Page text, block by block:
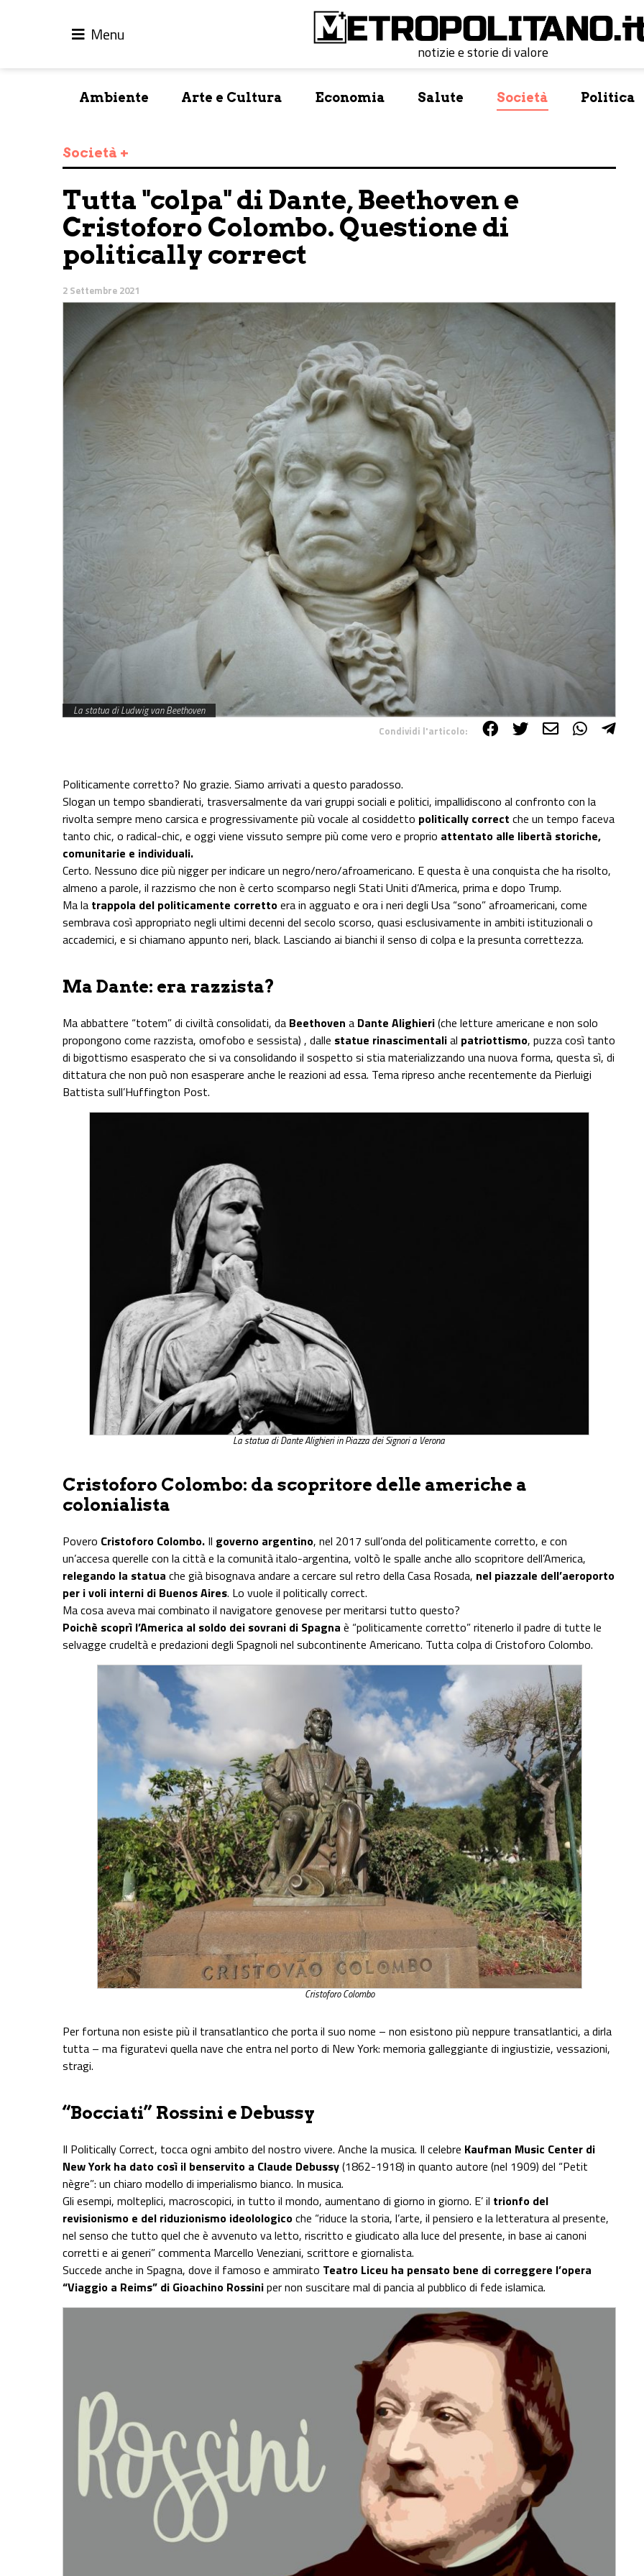
Menu
notizie e storie di valore
Ambiente Arte e Cultura Economia Salute Società Politica
Società +
Tutta "colpa" di Dante, Beethoven e
Cristoforo Colombo. Questione di
politically correct
2 Settembre 2021
La statua di Ludwig van Beethoven
Condividi l'articolo:
Politicamente corretto? No grazie. Siamo arrivati a questo paradosso.
Slogan un tempo sbandierati, trasversalmente da vari gruppi sociali e politici, impallidiscono al confronto con la
rivolta sempre meno carsica e progressivamente più vocale al cosiddetto politically correct che un tempo faceva
tanto chic, o radical-chic, e oggi viene vissuto sempre più come vero e proprio attentato alle libertà storiche,
comunitarie e individuali.
Certo. Nessuno dice più nigger per indicare un negro/nero/afroamericano. E questa è una conquista che ha risolto,
almeno a parole, il razzismo che non è certo scomparso negli Stati Uniti d’America, prima e dopo Trump.
Ma la trappola del politicamente correttoera in agguato e ora i neri degli Usa “sono” afroamericani, come
sembrava così appropriato negli ultimi decenni del secolo scorso, quasi esclusivamente in ambiti istituzionali o
accademici, e si chiamano appunto neri, black. Lasciando ai bianchi il senso di colpa e la presunta correttezza.
Ma Dante: era razzista?
Ma abbattere “totem” di civiltà consolidati, da Beethoven a Dante Alighieri(che letture americane e non solo
propongono come razzista, omofobo e sessista) , dalle statue rinascimentalial patriottismo, puzza così tanto
di bigottismo esasperato che si va consolidando il sospetto si stia materializzando una nuova forma, questa sì, di
dittatura che non può non esasperare anche le reazioni ad essa. Tema ripreso anche recentemente da Pierluigi
Battista sull’Huffington Post.
La statua di Dante Alighieri in Piazza dei Signori a Verona
Cristoforo Colombo: da scopritore delle americhe a
colonialista
Povero Cristoforo Colombo. Il governo argentino, nel 2017 sull’onda del politicamente corretto, e con
un’accesa querelle con la città e la comunità italo-argentina, voltò le spalle anche allo scopritore dell’America,
relegando la statua che già bisognava andare a cercare sul retro della Casa Rosada, nel piazzale dell’aeroporto
per i voli interni di Buenos Aires. Lo vuole il politically correct.
Ma cosa aveva mai combinato il navigatore genovese per meritarsi tutto questo?
Poichè scoprì l’America al soldo dei sovrani di Spagna è “politicamente corretto” ritenerlo il padre di tutte le
selvagge crudeltà e predazioni degli Spagnoli nel subcontinente Americano. Tutta colpa di Cristoforo Colombo.
Cristoforo Colombo
Per fortuna non esiste più il transatlantico che porta il suo nome – non esistono più neppure transatlantici, a dirla
tutta – ma figuratevi quella nave che entra nel porto di New York: memoria galleggiante di ingiustizie, vessazioni,
stragi.
“Bocciati” Rossini e Debussy
Il Politically Correct, tocca ogni ambito del nostro vivere. Anche la musica. Il celebre Kaufman Music Center di
New York ha dato così il benservito a Claude Debussy(1862-1918) in quanto autore (nel 1909) del “Petit
nègre”: un chiaro modello di imperialismo bianco. In musica.
Gli esempi, molteplici, macroscopici, in tutto il mondo, aumentano di giorno in giorno. E’ il trionfo del
revisionismo e del riduzionismo ideolologicoche “riduce la storia, l’arte, il pensiero e la letteratura al presente,
nel senso che tutto quel che è avvenuto va letto, riscritto e giudicato alla luce del presente, in base ai canoni
corretti e ai generi” commenta Marcello Veneziani, scrittore e giornalista.
Succede anche in Spagna, dove il famoso e ammirato Teatro Liceu ha pensato bene di correggere l’opera
“Viaggio a Reims” di Gioachino Rossiniper non suscitare mal di pancia al pubblico di fede islamica.